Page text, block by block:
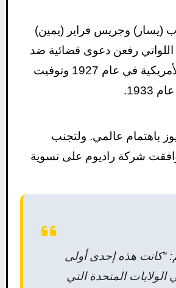
(يسار) وجريس فراير (يمين)
اللواتي رفعن دعوى قضائية ضد
شركة الراديوم الأمريكية في عام 1927 وتوفيت
باهتمام عالمي. ولتجنب
وافقت شركة راديوم على تسوية
“كانت هذه إحدى أولى
الولايات المتحدة التي